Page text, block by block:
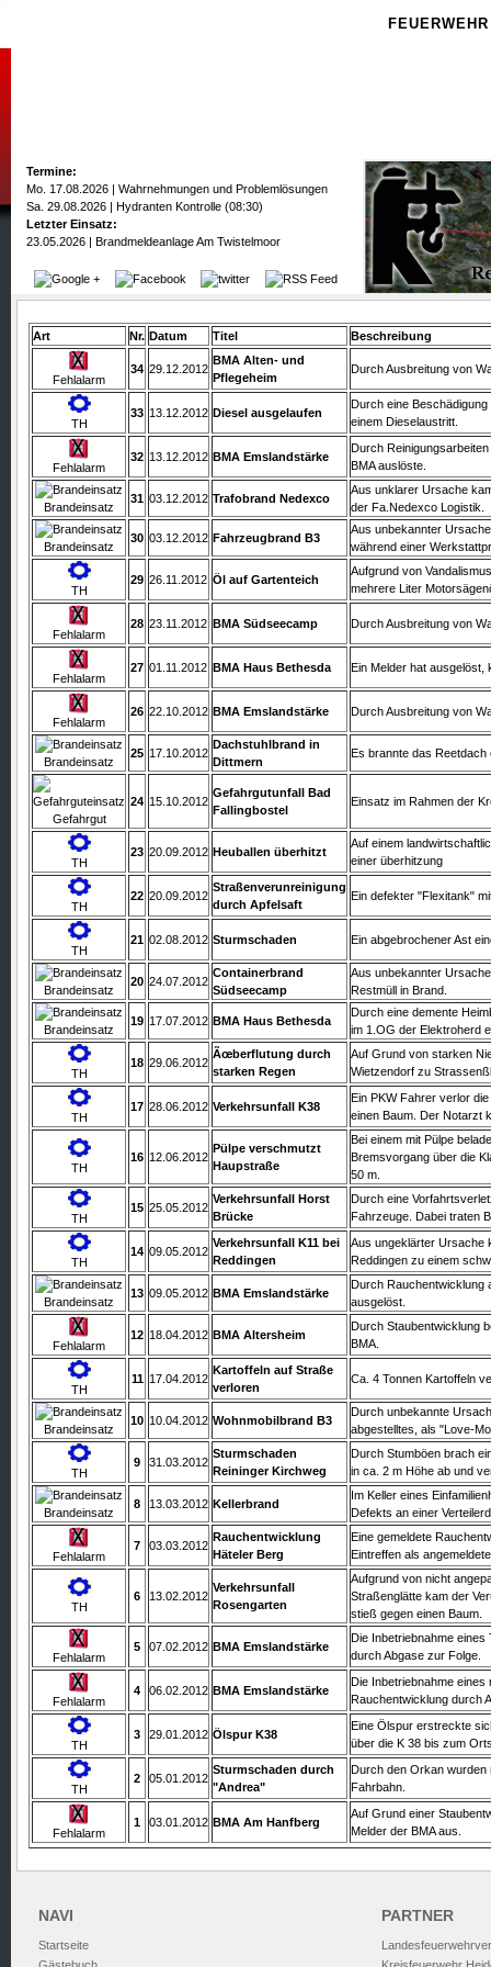
FEUERWEHR
Termine:
Mo. 17.08.2026 | Wahrnehmungen und Problemlösungen
Sa. 29.08.2026 | Hydranten Kontrolle (08:30)
Letzter Einsatz:
23.05.2026 | Brandmeldeanlage Am Twistelmoor
Art Nr. Datum Titel Beschreibung
Fehlalarm
34 29.12.2012
BMA Alten- und
Pflegeheim
Durch Ausbreitung von
TH
33 13.12.2012 Diesel ausgelaufen
Durch eine
einem Dieselaustritt.
Fehlalarm
32 13.12.2012 BMA Emslandstärke
Durch
BMA auslöste.
Brandeinsatz
31 03.12.2012 Trafobrand Nedexco
Aus unklarer Ursache
der Fa.Nedexco Logistik.
Brandeinsatz
30 03.12.2012 Fahrzeugbrand B3
Aus unbekannter
während einer
TH
29 26.11.2012 Öl auf Gartenteich
Aufgrund von
mehrere Liter
Fehlalarm
28 23.11.2012 BMA Südseecamp Durch Ausbreitung von
Fehlalarm
27 01.11.2012 BMA Haus Bethesda Ein Melder hat ausgelöst,
Fehlalarm
26 22.10.2012 BMA Emslandstärke Durch Ausbreitung von
Brandeinsatz
25 17.10.2012
Dachstuhlbrand in
Dittmern
Es brannte das
Gefahrgut
24 15.10.2012
Gefahrgutunfall Bad
Fallingbostel
Einsatz im Rahmen der
TH
23 20.09.2012 Heuballen überhitzt
Auf einem
einer überhitzung
TH
22 20.09.2012
Straßenverunreinigung
durch Apfelsaft
Ein defekter "Flexitank"
TH
21 02.08.2012 Sturmschaden Ein abgebrochener Ast
Brandeinsatz
20 24.07.2012
Containerbrand
Südseecamp
Aus unbekannter
Restmüll in Brand.
Brandeinsatz
19 17.07.2012 BMA Haus Bethesda
Durch eine demente
im 1.OG der Elektroherd
TH
18 29.06.2012
Ãœberflutung durch
starken Regen
Auf Grund von starken
Wietzendorf zu
TH
17 28.06.2012 Verkehrsunfall K38
Ein PKW Fahrer verlor
einen Baum. Der Notarzt
TH
16 12.06.2012
Pülpe verschmutzt
Haupstraße
Bei einem mit Pülpe
Bremsvorgang über die
50 m.
TH
15 25.05.2012
Verkehrsunfall Horst
Brücke
Durch eine
Fahrzeuge. Dabei traten
TH
14 09.05.2012
Verkehrsunfall K11 bei
Reddingen
Aus ungeklärter Ursache
Reddingen zu einem
Brandeinsatz
13 09.05.2012 BMA Emslandstärke
Durch Rauchentwicklung
ausgelöst.
Fehlalarm
12 18.04.2012 BMA Altersheim
Durch Staubentwicklung
BMA.
TH
11 17.04.2012
Kartoffeln auf Straße
verloren
Ca. 4 Tonnen Kartoffeln
Brandeinsatz
10 10.04.2012 Wohnmobilbrand B3
Durch unbekannte
abgestelltes, als "Love-
TH
9 31.03.2012
Sturmschaden
Reininger Kirchweg
Durch Stumböen brach
in ca. 2 m Höhe ab und
Brandeinsatz
8 13.03.2012 Kellerbrand
Im Keller eines
Defekts an einer
Fehlalarm
7 03.03.2012
Rauchentwicklung
Häteler Berg
Eine gemeldete
Eintreffen als
TH
6 13.02.2012
Verkehrsunfall
Rosengarten
Aufgrund von nicht
Straßenglätte kam der
stieß gegen einen Baum.
Fehlalarm
5 07.02.2012 BMA Emslandstärke
Die Inbetriebnahme
durch Abgase zur Folge.
Fehlalarm
4 06.02.2012 BMA Emslandstärke
Die Inbetriebnahme eines
Rauchentwicklung durch
TH
3 29.01.2012 Ölspur K38
Eine Ölspur erstreckte
über die K 38 bis zum
TH
2 05.01.2012
Sturmschaden durch
"Andrea"
Durch den Orkan wurden
Fahrbahn.
Fehlalarm
1 03.01.2012 BMA Am Hanfberg
Auf Grund einer
Melder der BMA aus.
NAVI
Startseite
PARTNER